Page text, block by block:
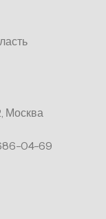
Москва
04-69